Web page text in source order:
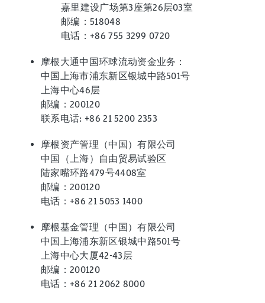
嘉里建设广场第3座第26层03室
邮编：518048
电话：+86 755 3299 0720
摩根大通中国环球流动资金业务：
中国上海市浦东新区银城中路501号
上海中心46层
邮编：200120
联系电话: +86 21 5200 2353
摩根资产管理（中国）有限公司
中国（上海）自由贸易试验区
陆家嘴环路479号4408室
邮编：200120
电话：+86 21 5053 1400
摩根基金管理（中国）有限公司
中国上海浦东新区银城中路501号
上海中心大厦42-43层
邮编：200120
电话：+86 21 2062 8000